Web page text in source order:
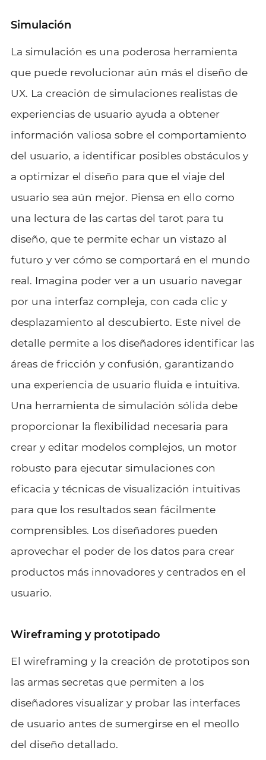
Simulación
La simulación es una poderosa herramienta
que puede revolucionar aún más el diseño de
UX. La creación de simulaciones realistas de
experiencias de usuario ayuda a obtener
información valiosa sobre el comportamiento
del usuario, a identificar posibles obstáculos y
a optimizar el diseño para que el viaje del
usuario sea aún mejor. Piensa en ello como
una lectura de las cartas del tarot para tu
diseño, que te permite echar un vistazo al
futuro y ver cómo se comportará en el mundo
real. Imagina poder ver a un usuario navegar
por una interfaz compleja, con cada clic y
desplazamiento al descubierto. Este nivel de
detalle permite a los diseñadores identificar las
áreas de fricción y confusión, garantizando
una experiencia de usuario fluida e intuitiva.
Una herramienta de simulación sólida debe
proporcionar la flexibilidad necesaria para
crear y editar modelos complejos, un motor
robusto para ejecutar simulaciones con
eficacia y técnicas de visualización intuitivas
para que los resultados sean fácilmente
comprensibles. Los diseñadores pueden
aprovechar el poder de los datos para crear
productos más innovadores y centrados en el
usuario.
Wireframing y prototipado
El wireframing y la creación de prototipos son
las armas secretas que permiten a los
diseñadores visualizar y probar las interfaces
de usuario antes de sumergirse en el meollo
del diseño detallado.